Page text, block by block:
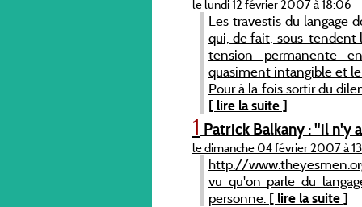
le lundi 12 février 2007 à 18:06
Les travestis du langage
qui, de fait, sous-tendent
tension permanente
quasiment intangible et
Pour à la fois sortir du
[ lire la suite ]
1 Patrick Balkany : "il n'y
le dimanche 04 février 2007 à
http://
vu qu'on parle du
personne. [ lire la suite ]